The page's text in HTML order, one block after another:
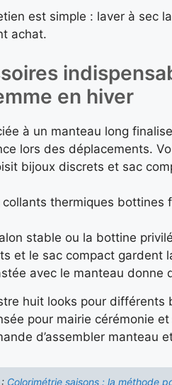
est simple : laver à sec
achat.
en hiver
à un manteau long
lors des déplacements.
bijoux discrets et sac
thermiques
stable ou la bottine
et le sac compact gardent
avec le manteau donne
huit looks pour différents
pour mairie cérémonie
d’assembler manteau
Colorimétrie saisons : la méthode